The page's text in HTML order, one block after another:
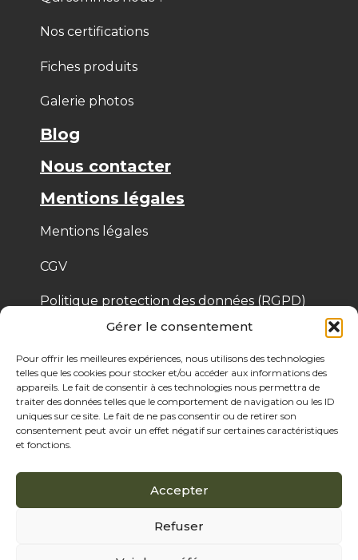
Gérer le consentement
Pour offrir les meilleures expériences, nous utilisons des technologies
telles que les cookies pour stocker et/ou accéder aux informations des
appareils. Le fait de consentir à ces technologies nous permettra de
traiter des données telles que le comportement de navigation ou les ID
uniques sur ce site. Le fait de ne pas consentir ou de retirer son
consentement peut avoir un effet négatif sur certaines caractéristiques
et fonctions.
Accepter
Refuser
Nos certifications
Fiches produits
Galerie photos
Blog
Nous contacter
Mentions légales
Mentions légales
CGV
Politique protection des données (RGPD)
Politique de cookies
© 2025 Bois de Pologne – Créé par Cassandre
Thibaut